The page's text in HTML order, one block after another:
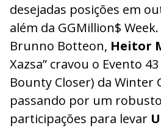
desejadas posições em
além da GGMillion$
Brunno Botteon, Heitor
Xazsa” cravou o Evento
Bounty Closer) da Winter
passando por um
participações para levar